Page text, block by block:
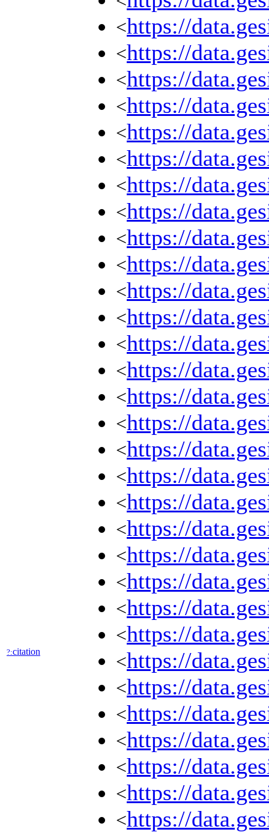
?:citation
<https://
<https://
<https://
<https://
<https://
<https://
<https://
<https://
<https://
<https://
<https://
<https://
<https://
<https://
<https://
<https://
<https://
<https://
<https://
<https://
<https://
<https://
<https://
<https://
<https://
<https://
<https://
<https://
<https://
<https://
<https://